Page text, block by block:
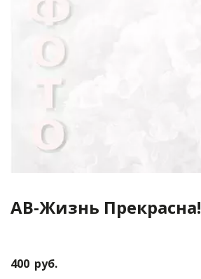
АВ-Жизнь Прекрасна!
400 руб.